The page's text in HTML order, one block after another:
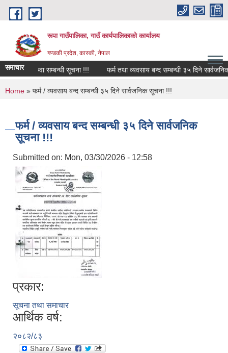
Skip to main content
रूपा गाउँपालिका, गाउँ कार्यपालिकाको कार्यालय
गण्डकी प्रदेश, कास्की, नेपाल
समाचारसरुवा सम्बन्धी सूचना !!! फर्म तथा व्यवसाय बन्द सम्बन्धी ३५ दिने सार्वजनिक
You are here
Home » फर्म / व्यवसाय बन्द सम्बन्धी ३५ दिने सार्वजनिक सूचना !!!
फर्म / व्यवसाय बन्द सम्बन्धी ३५ दिने सार्वजनिक
सूचना !!!
Submitted on: Mon, 03/30/2026 - 12:58
प्रकार:
सूचना तथा समाचार
आर्थिक वर्ष:
२०८२/८३